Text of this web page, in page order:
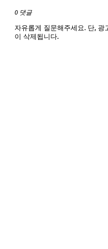
0 댓글
자유롭게 질문해주세요. 단,
이 삭제됩니다.